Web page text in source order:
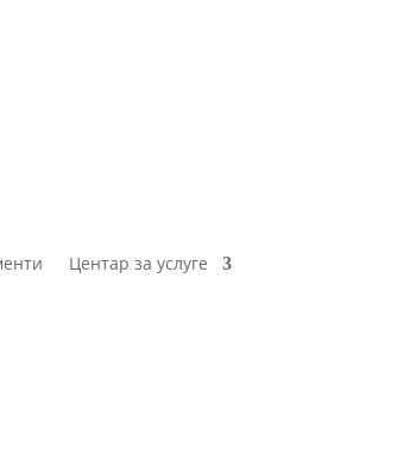
Центар за услуге